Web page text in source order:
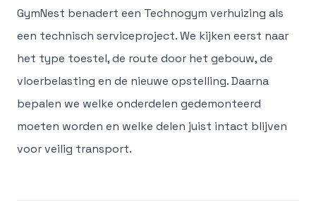
GymNest benadert een Technogym verhuizing als
een technisch serviceproject. We kijken eerst naar
het type toestel, de route door het gebouw, de
vloerbelasting en de nieuwe opstelling. Daarna
bepalen we welke onderdelen gedemonteerd
moeten worden en welke delen juist intact blijven
voor veilig transport.